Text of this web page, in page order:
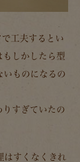
工夫するとい
もしかしたら型
いものになるの
りすぎていたの
はすくなくきれ